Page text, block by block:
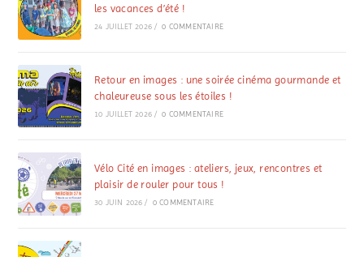
les vacances d’été !
24 JUILLET 2026 / 0 COMMENTAIRE
Retour en images : une soirée cinéma gourmande et
chaleureuse sous les étoiles !
10 JUILLET 2026 / 0 COMMENTAIRE
Vélo Cité en images : ateliers, jeux, rencontres et
plaisir de rouler pour tous !
30 JUIN 2026 / 0 COMMENTAIRE